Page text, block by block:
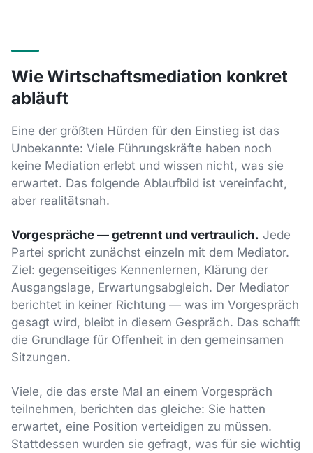
Wie Wirtschaftsmediation konkret
abläuft
Eine der größten Hürden für den Einstieg ist das
Unbekannte: Viele Führungskräfte haben noch
keine Mediation erlebt und wissen nicht, was sie
erwartet. Das folgende Ablaufbild ist vereinfacht,
aber realitätsnah.
Vorgespräche — getrennt und vertraulich. Jede
Partei spricht zunächst einzeln mit dem Mediator.
Ziel: gegenseitiges Kennenlernen, Klärung der
Ausgangslage, Erwartungsabgleich. Der Mediator
berichtet in keiner Richtung — was im Vorgespräch
gesagt wird, bleibt in diesem Gespräch. Das schafft
die Grundlage für Offenheit in den gemeinsamen
Sitzungen.
Viele, die das erste Mal an einem Vorgespräch
teilnehmen, berichten das gleiche: Sie hatten
erwartet, eine Position verteidigen zu müssen.
Stattdessen wurden sie gefragt, was für sie wichtig